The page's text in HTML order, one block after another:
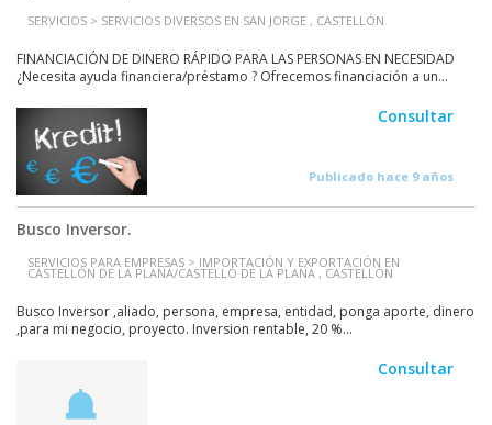
SERVICIOS > SERVICIOS DIVERSOS EN SAN JORGE , CASTELLÓN
FINANCIACIÓN DE DINERO RÁPIDO PARA LAS PERSONAS EN NECESIDAD
¿Necesita ayuda financiera/préstamo ? Ofrecemos financiación a un...
Consultar
Publicado hace 9 años
Busco Inversor.
SERVICIOS PARA EMPRESAS > IMPORTACIÓN Y EXPORTACIÓN EN
CASTELLÓN DE LA PLANA/CASTELLÓ DE LA PLANA , CASTELLÓN
Busco Inversor ,aliado, persona, empresa, entidad, ponga aporte, dinero
,para mi negocio, proyecto. Inversion rentable, 20 %...
Consultar